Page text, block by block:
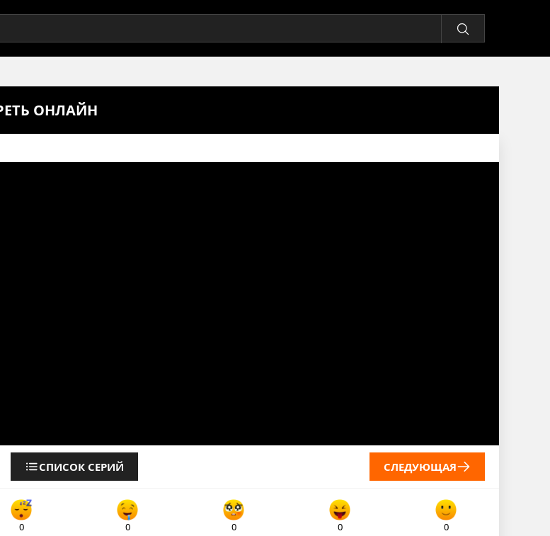
ОНЛАЙН
СПИСОК СЕРИЙ СЛЕДУЮЩАЯ
0 0 0 0 0